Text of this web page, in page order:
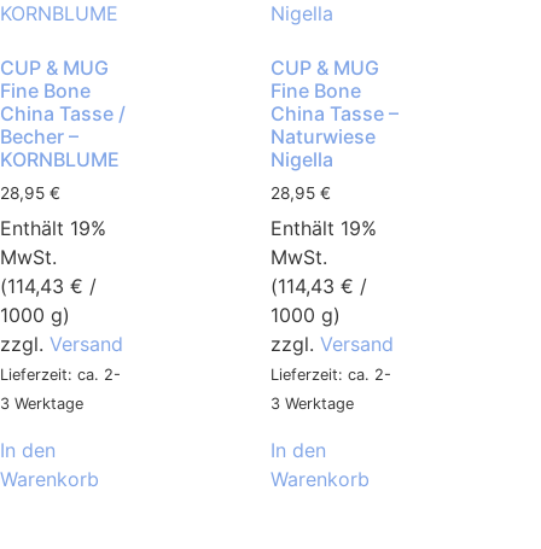
CUP & MUG
Fine Bone
China Tasse /
Becher –
KORNBLUME
28,95 €
Enthält 19%
MwSt.
(114,43 € /
1000 g)
zzgl. Versand
Lieferzeit: ca. 2-
3 Werktage
In den
Warenkorb
CUP & MUG
Fine Bone
China Tasse –
Naturwiese
Nigella
28,95 €
Enthält 19%
MwSt.
(114,43 € /
1000 g)
zzgl. Versand
Lieferzeit: ca. 2-
3 Werktage
In den
Warenkorb